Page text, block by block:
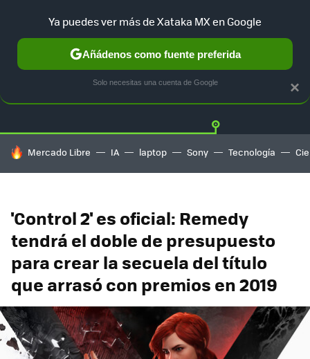
Twitter
HOY SE HABLA DE
Mercado Libre IA laptop Sony Tecnología
'Control 2' es oficial: Remedy
tendrá el doble de presupuesto
para crear la secuela del título
que arrasó con premios en 2019
×
Ya puedes ver más de Xataka MX en Google
Añádenos como fuente preferida
Solo necesitas una cuenta de Google